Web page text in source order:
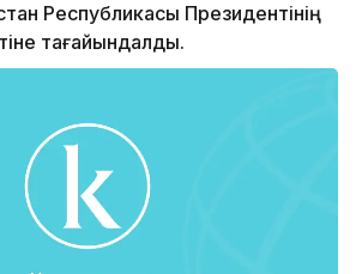
Республикасы Президентінің
тағайындалды.